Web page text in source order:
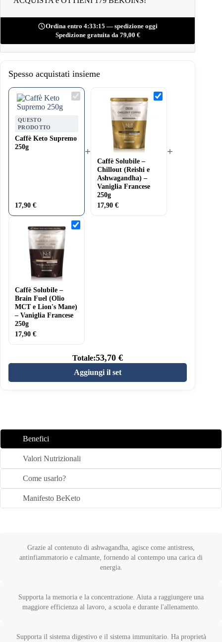
Ordina entro 4:33:14 — spedizione oggi
Spedizione gratuita da 79,00 €
Spesso acquistati insieme
Caffè
Keto
QUESTO
PRODOTTO
Caffè Keto Supremo
250g
17,90 €
+
Caffè
Solubile
Vaniglia
Caffè Solubile –
Chillout (Reishi e
Ashwagandha) –
Vaniglia Francese
250g
17,90€
+
Caffè
Solubile
Caffè Solubile –
Brain Fuel (Olio
MCT e Lion's Mane)
– Vaniglia Francese
250g
17,90 €
Totale:53,70€
Aggiungi il set
Benefici
Valori Nutrizionali
Come usarlo?
Manifesto BeKeto
Grazie al contenuto di ashwagandha, agisce come antistress,
antinfiammatorio e calmante, fornendo al contempo una carica di
energia.
Supporta la memoria e la concentrazione. Aiuta a raggiungere una
maggiore efficienza al lavoro, a scuola e durante l'allenamento.
Supporta il sistema digestivo e il sistema immunitario. Ha proprietà